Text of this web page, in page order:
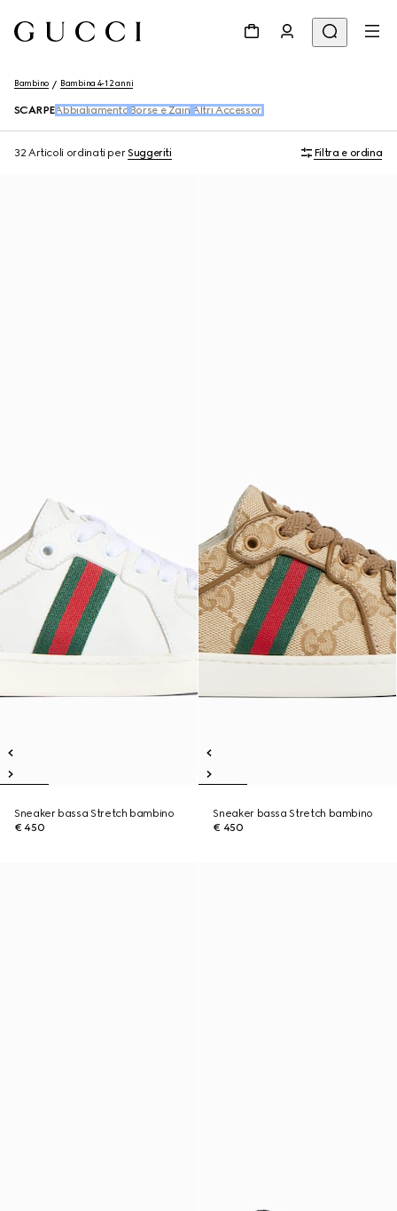
Bambino Bambina 4-12 anni
SCARPE Abbigliamento Borse e Zaini Altri Accessori
32 Articoli ordinati perSuggeriti Filtra e ordina
Sneaker bassa Stretch bambino
€ 450
Sneaker bassa Stretch bambino
€ 450